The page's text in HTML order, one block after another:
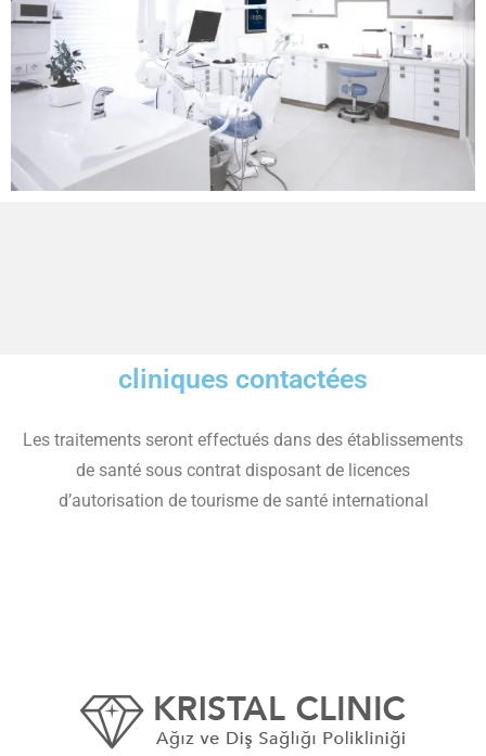
cliniques contactées
Les traitements seront effectués dans des établissements
de santé sous contrat disposant de licences
d’autorisation de tourisme de santé international